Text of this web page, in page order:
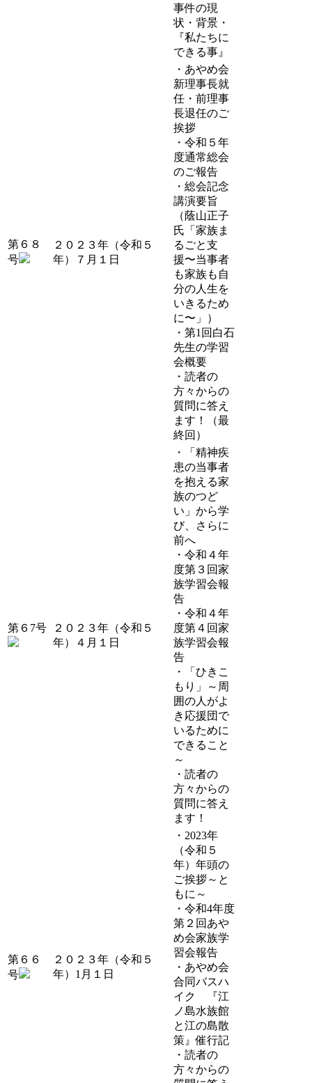
事件の現
状・背景・
『私たちに
できる事』
第６８
号
２０２３年（令和５
年）７月１日
・あやめ会
新理事長就
任・前理事
長退任のご
挨拶
・令和５年
度通常総会
のご報告
・総会記念
講演要旨
（蔭山正子
氏「家族ま
るごと支
援〜当事者
も家族も自
分の人生を
いきるため
に〜」）
・第1回白石
先生の学習
会概要
・読者の
方々からの
質問に答え
ます！（最
終回）
第６7号
２０２３年（令和５
年）４月１日
・「精神疾
患の当事者
を抱える家
族のつど
い」から学
び、さらに
前へ
・令和４年
度第３回家
族学習会報
告
・令和４年
度第４回家
族学習会報
告
・「ひきこ
もり」～周
囲の人がよ
き応援団で
いるために
できること
～
・読者の
方々からの
質問に答え
ます！
第６６
号
２０２３年（令和５
年）1月１日
・2023年
（令和５
年）年頭の
ご挨拶～と
もに～
・令和4年度
第２回あや
め会家族学
習会報告
・あやめ会
合同バスハ
イク 『江
ノ島水族館
と江の島散
策』催行記
・読者の
方々からの